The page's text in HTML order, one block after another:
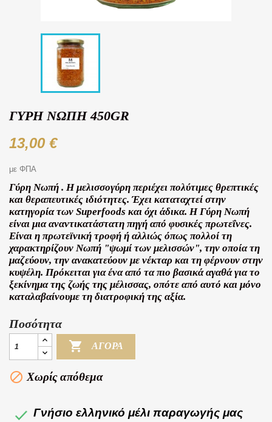
ΓΎΡΗ ΝΩΠΉ 450GR
13,00 €
με ΦΠΑ
Γύρη Νωπή . Η μελισσογύρη περιέχει πολύτιμες θρεπτικές
και θεραπευτικές ιδιότητες. Έχει καταταχτεί στην
κατηγορία των Superfoods και όχι άδικα. Η Γύρη Νωπή
είναι μια αναντικατάστατη πηγή από φυσικές πρωτεΐνες.
Είναι η πρωτεϊνική τροφή ή αλλιώς όπως πολλοί τη
χαρακτηρίζουν Νωπή "ψωμί των μελισσών", την οποία τη
μαζεύουν, την ανακατεύουν με νέκταρ και τη φέρνουν στην
κυψέλη. Πρόκειται για ένα από τα πιο βασικά αγαθά για το
ξεκίνημα της ζωής της μέλισσας, οπότε από αυτό και μόνο
καταλαβαίνουμε τη διατροφική της αξία.
Ποσότητα
 ΑΓΟΡΆ
 Χωρίς απόθεμα
Γνήσιο ελληνικό μέλι παραγωγής μας